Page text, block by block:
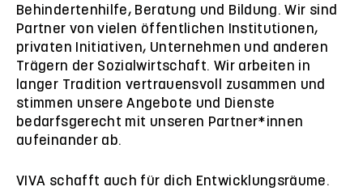
Behindertenhilfe, Beratung und Bildung. Wir sind
Partner von vielen öffentlichen Institutionen,
privaten Initiativen, Unternehmen und anderen
Trägern der Sozialwirtschaft. Wir arbeiten in
langer Tradition vertrauensvoll zusammen und
stimmen unsere Angebote und Dienste
bedarfsgerecht mit unseren Partner*innen
aufeinander ab.
VIVA schafft auch für dich Entwicklungsräume.